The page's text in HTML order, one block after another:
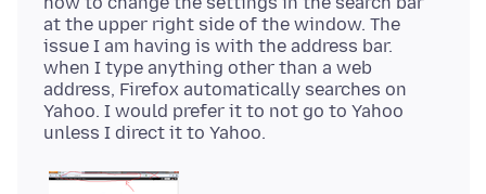
at the upper right side of the window. The
issue I am having is with the address bar.
when I type anything other than a web
address, Firefox automatically searches on
Yahoo. I would prefer it to not go to Yahoo